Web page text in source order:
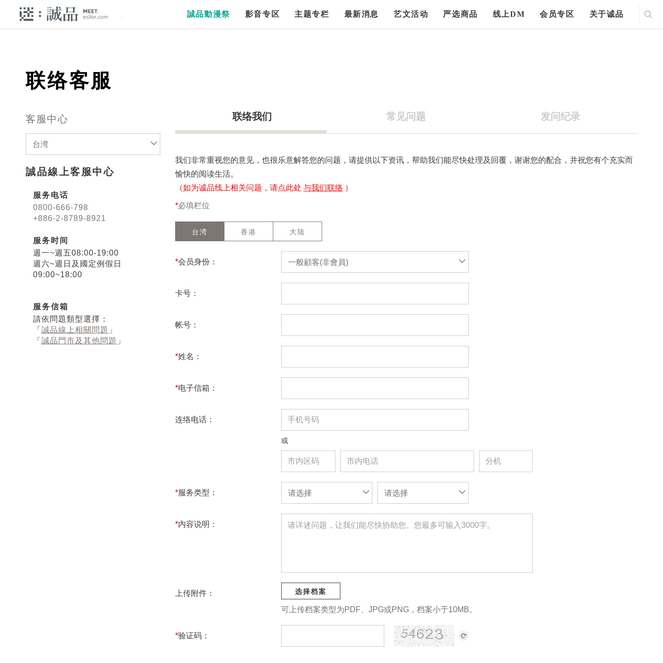
誠品動漫祭 影音专区 主题专栏 最新消息 艺文活动 严选商品 线上DM 会员专区 关于诚品
联络客服
客服中心
台湾
誠品線上客服中心
服务电话
0800-666-798
+886-2-8789-8921
服务时间
週一~週五08:00-19:00
週六~週日及國定例假日
09:00~18:00
服务信箱
請依問題類型選擇：
「 誠品線上相關問題 」
「 誠品門市及其他問題 」
联络我们 常见问题 发问纪录
我们非常重视您的意见，也很乐意解答您的问题，请提供以下资讯，帮助我们能尽快处理及回覆，谢谢您的配合，并祝您有个充实而
愉快的阅读生活。
（如为诚品线上相关问题，请点此处 与我们联络 ）
*必填栏位
台湾 香港 大陆
*会员身份： 一般顧客(非會員)
卡号：
帐号：
*姓名：
*电子信箱：
连络电话：
或
*服务类型： 请选择 请选择
*内容说明：
上传附件： 选择档案
可上传档案类型为PDF、JPG或PNG，档案小于10MB。
*验证码：